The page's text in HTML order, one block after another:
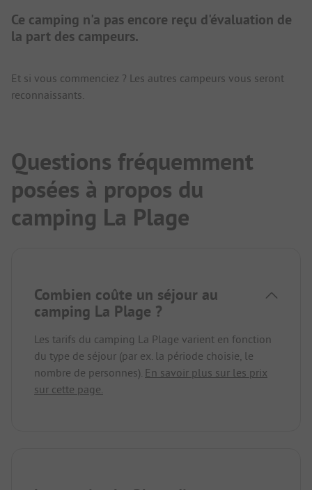
Ce camping n'a pas encore reçu d'évaluation de
la part des campeurs.
Et si vous commenciez ? Les autres campeurs vous seront
reconnaissants.
Questions fréquemment
posées à propos du
camping La Plage
Combien coûte un séjour au
camping La Plage ?
Les tarifs du camping La Plage varient en fonction
du type de séjour (par ex. la période choisie, le
nombre de personnes). En savoir plus sur les prix
sur cette page.